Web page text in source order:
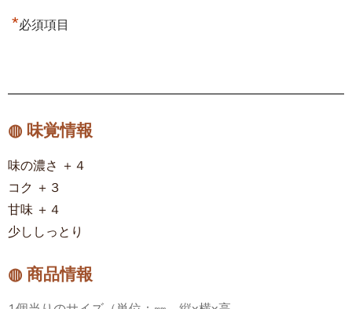
*必須項目
◍ 味覚情報
味の濃さ ＋４
コク ＋３
甘味 ＋４
少ししっとり
◍ 商品情報